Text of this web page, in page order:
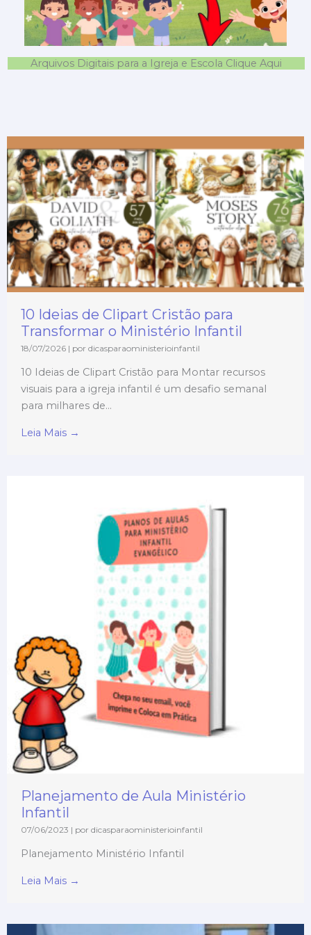
Arquivos Digitais para a Igreja e Escola Clique Aqui
10 Ideias de Clipart Cristão para
Transformar o Ministério Infantil
18/07/2026 | por dicasparaoministerioinfantil
10 Ideias de Clipart Cristão para Montar recursos
visuais para a igreja infantil é um desafio semanal
para milhares de...
Leia Mais →
Planejamento de Aula Ministério
Infantil
07/06/2023 | por dicasparaoministerioinfantil
Planejamento Ministério Infantil
Leia Mais →